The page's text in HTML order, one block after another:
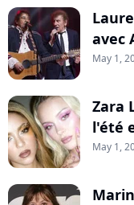
avec
May 1,
Zara
l'été
May 1,